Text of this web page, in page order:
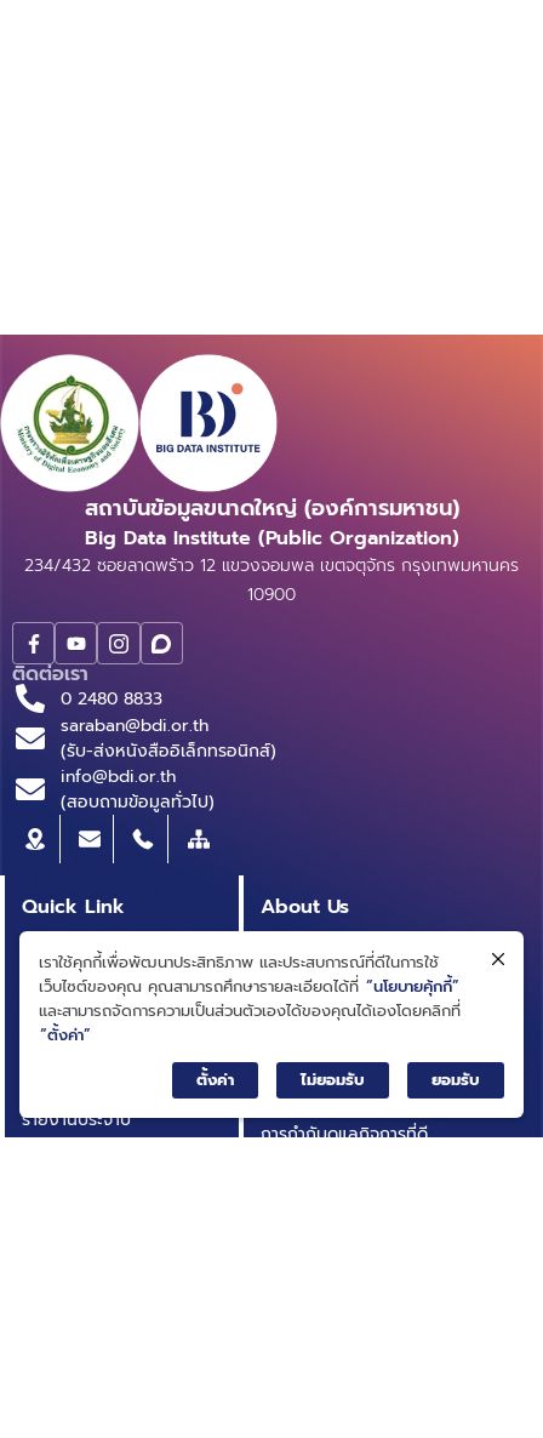
สถาบันข้อมูลขนาดใหญ่ (องค์การมหาชน)
Big Data Institute (Public Organization)
234/432 ซอยลาดพร้าว 12 แขวงจอมพล เขตจตุจักร กรุงเทพมหานคร
10900
ติดต่อเรา
0 2480 8833
saraban@bdi.or.th
(รับ-ส่งหนังสืออิเล็กทรอนิกส์)
info@bdi.or.th
(สอบถามข้อมูลทั่วไป)
Quick Link
หลักสูตรผู้บริหาร
สารบัญบัญชีธุรกิจ
(BRIDGE)
ประกาศการจัดซื้อจัดจ้าง
รายงานประจำปี
About Us
วิสัยทัศน์ ภารกิจ
โครงสร้างองค์กร
คณะกรรมการ
คณะผู้บริหาร
การกำกับดูแลกิจการที่ดี
เราใช้คุกกี้เพื่อพัฒนาประสิทธิภาพ และประสบการณ์ที่ดีในการใช้
เว็บไซต์ของคุณ คุณสามารถศึกษารายละเอียดได้ที่ “นโยบายคุ้กกี้”
และสามารถจัดการความเป็นส่วนตัวเองได้ของคุณได้เองโดยคลิกที่
“ตั้งค่า”
ตั้งค่า
ไม่ยอมรับ ยอมรับ